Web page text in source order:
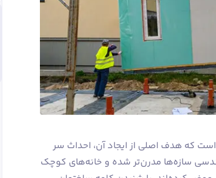
که هدف اصلی از ایجاد آن، احداث سر
سازه‌ها مدرن‌تر شده و خانه‌های کوچک